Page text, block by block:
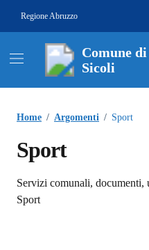
Regione Abruzzo
Comune
Sicoli
Home / Argomenti / Sport
Sport
Dettagli
Servizi comunali,
Sport